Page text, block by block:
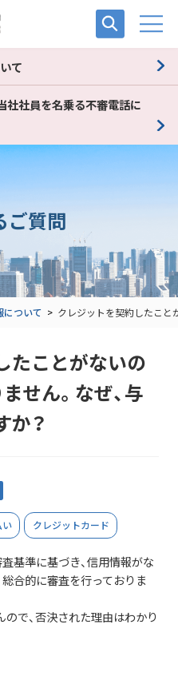
て
社社員を名乗る不審電話に
ご質問
について > クレジットを契約したこと
たことがないの
せん。なぜ、与
か？
い クレジットカード
基準に基づき、信用情報がな
合的に審査を行っておりま
で、否決された理由はわかり